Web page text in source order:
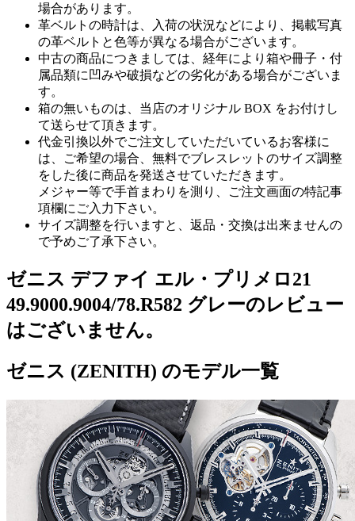
場合があります。
革ベルトの時計は、入荷の状況などにより、掲載写真
の革ベルトと色等が異なる場合がございます。
中古の商品につきましては、経年により箱や冊子・付
属品類に凹みや破損などの劣化がある場合がございま
す。
箱の無いものは、当店のオリジナル BOX をお付けし
て送らせて頂きます。
代金引換以外でご注文していただいているお客様に
は、ご希望の場合、無料でブレスレットのサイズ調整
をした後に商品を発送させていただきます。
メジャー等で手首まわりを測り、ご注文画面の特記事
項欄にご入力下さい。
サイズ調整を行いますと、返品・交換は出来ませんの
で予めご了承下さい。
ゼニス デファイ エル・プリメロ21
49.9000.9004/78.R582 グレーのレビュー
はございません。
ゼニス (ZENITH) のモデル一覧